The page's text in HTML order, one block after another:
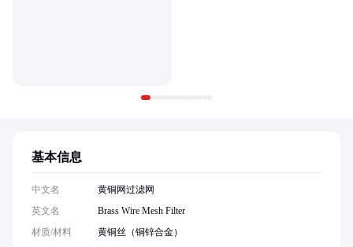
基本信息
中文名
黄铜网过滤网
英文名
Brass Wire Mesh Filter
材质/材料
黄铜丝（铜锌合金）